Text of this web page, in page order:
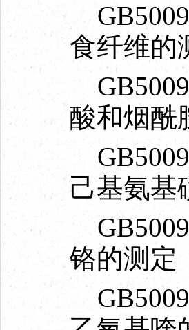
食纤维的
酸和烟酰
己基氨基
铬的测定